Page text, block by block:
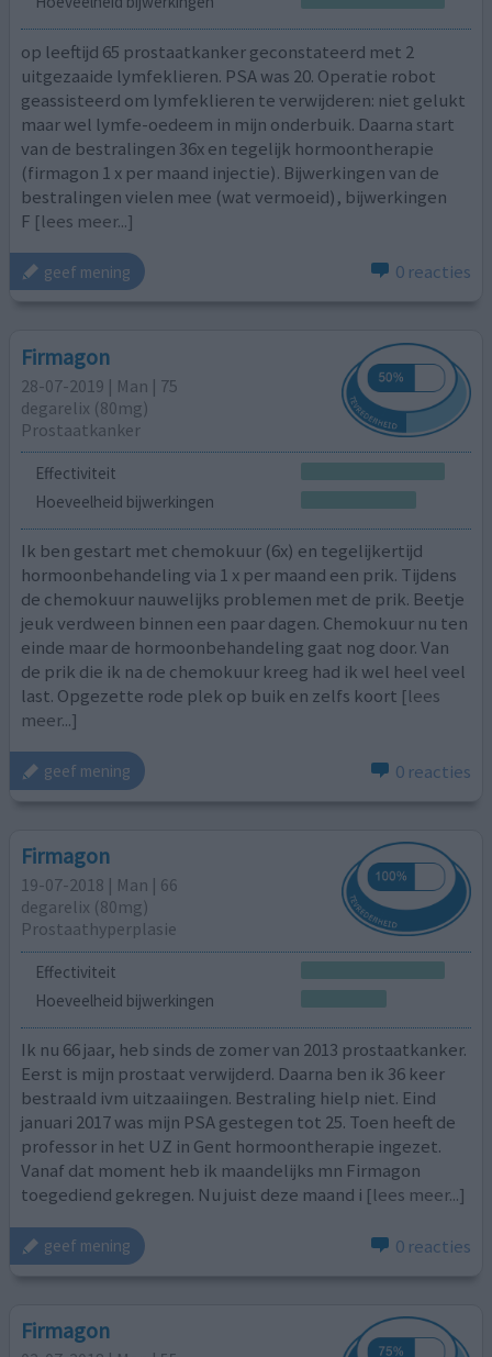
op leeftijd 65 prostaatkanker geconstateerd met 2
uitgezaaide lymfeklieren. PSA was 20. Operatie robot
geassisteerd om lymfeklieren te verwijderen: niet gelukt
maar wel lymfe-oedeem in mijn onderbuik. Daarna start
van de bestralingen 36x en tegelijk hormoontherapie
(firmagon 1 x per maand injectie). Bijwerkingen van de
bestralingen vielen mee (wat vermoeid), bijwerkingen
F [lees meer...]
geef mening 0 reacties
Firmagon
28-07-2019 | Man | 75
degarelix (80mg)
Prostaatkanker
Effectiviteit
Hoeveelheid bijwerkingen
Ik ben gestart met chemokuur (6x) en tegelijkertijd
hormoonbehandeling via 1 x per maand een prik. Tijdens
de chemokuur nauwelijks problemen met de prik. Beetje
jeuk verdween binnen een paar dagen. Chemokuur nu ten
einde maar de hormoonbehandeling gaat nog door. Van
de prik die ik na de chemokuur kreeg had ik wel heel veel
last. Opgezette rode plek op buik en zelfs koort [lees
meer...]
geef mening 0 reacties
Firmagon
19-07-2018 | Man | 66
degarelix (80mg)
Prostaathyperplasie
Effectiviteit
Hoeveelheid bijwerkingen
Ik nu 66 jaar, heb sinds de zomer van 2013 prostaatkanker.
Eerst is mijn prostaat verwijderd. Daarna ben ik 36 keer
bestraald ivm uitzaaiingen. Bestraling hielp niet. Eind
januari 2017 was mijn PSA gestegen tot 25. Toen heeft de
professor in het UZ in Gent hormoontherapie ingezet.
Vanaf dat moment heb ik maandelijks mn Firmagon
toegediend gekregen. Nu juist deze maand i [lees meer...]
geef mening 0 reacties
Firmagon